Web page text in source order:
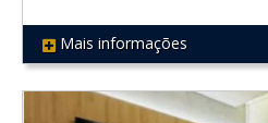
REF 59
Mais informações